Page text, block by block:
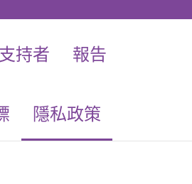
支持者 報告
隱私政策